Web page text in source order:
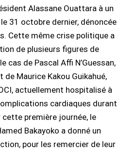
Alassane Ouattara à un
31 octobre dernier, dénoncée
Cette même crise politique a
de plusieurs figures de
cas de Pascal Affi N’Guessan,
Maurice Kakou Guikahué,
actuellement hospitalisé à
cardiaques durant
première journée, le
Bakayoko a donné un
pour les remercier de leur